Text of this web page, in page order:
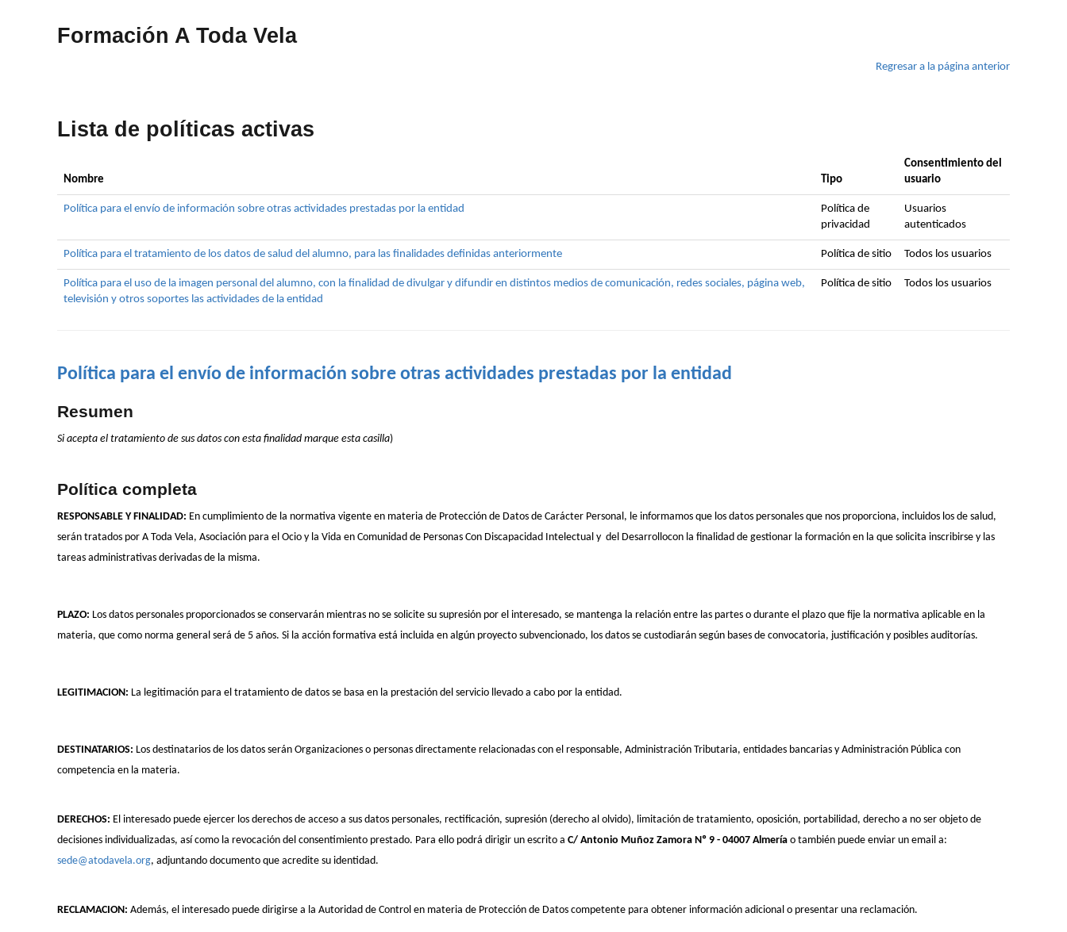
Formación A Toda Vela
Regresar a la página anterior
Lista de políticas activas
Nombre Tipo
Consentimiento del
usuario
Política para el envío de información sobre otras actividades prestadas por la entidad
Política de
privacidad
Usuarios
autenticados
Política para el tratamiento de los datos de salud del alumno, para las finalidades definidas anteriormente Política de sitio Todos los usuarios
Política para el uso de la imagen personal del alumno, con la finalidad de divulgar y difundir en distintos medios de comunicación, redes sociales, página web,
televisión y otros soportes las actividades de la entidad
Política de sitio Todos los usuarios
Política para el envío de información sobre otras actividades prestadas por la entidad
Resumen
Si acepta el tratamiento de sus datos con esta finalidad marque esta casilla)
Política completa
RESPONSABLE Y FINALIDAD: En cumplimiento de la normativa vigente en materia de Protección de Datos de Carácter Personal, le informamos que los datos personales que nos proporciona, incluidos los de salud,
serán tratados por A Toda Vela, Asociación para el Ocio y la Vida en Comunidad de Personas Con Discapacidad Intelectual y del Desarrollocon la finalidad de gestionar la formación en la que solicita inscribirse y las
tareas administrativas derivadas de la misma.
PLAZO: Los datos personales proporcionados se conservarán mientras no se solicite su supresión por el interesado, se mantenga la relación entre las partes o durante el plazo que fije la normativa aplicable en la
materia, que como norma general será de 5 años. Si la acción formativa está incluida en algún proyecto subvencionado, los datos se custodiarán según bases de convocatoria, justificación y posibles auditorías.
LEGITIMACION: La legitimación para el tratamiento de datos se basa en la prestación del servicio llevado a cabo por la entidad.
DESTINATARIOS: Los destinatarios de los datos serán Organizaciones o personas directamente relacionadas con el responsable, Administración Tributaria, entidades bancarias y Administración Pública con
competencia en la materia.
DERECHOS: El interesado puede ejercer los derechos de acceso a sus datos personales, rectificación, supresión (derecho al olvido), limitación de tratamiento, oposición, portabilidad, derecho a no ser objeto de
decisiones individualizadas, así como la revocación del consentimiento prestado. Para ello podrá dirigir un escrito a C/ Antonio Muñoz Zamora Nº 9 - 04007 Almería o también puede enviar un email a:
sede@atodavela.org, adjuntando documento que acredite su identidad.
RECLAMACION: Además, el interesado puede dirigirse a la Autoridad de Control en materia de Protección de Datos competente para obtener información adicional o presentar una reclamación.